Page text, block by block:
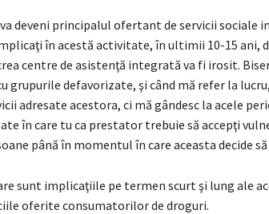
deveni principalul ofertant de servicii sociale
în acestă activitate, în ultimii 10-15 ani,
centre de asistenţă integrată va fi irosit.
grupurile defavorizate, şi când mă refer la
adresate acestora, ci mă gândesc la acele
în care tu ca prestator trebuie să accepţi
până în momentul în care aceasta decide să
sunt implicaţiile pe termen scurt şi lung ale
oferite consumatorilor de droguri.